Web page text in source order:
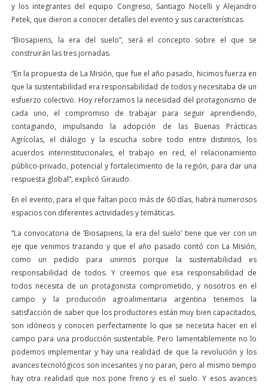
y los integrantes del equipo Congreso, Santiago Nocelli y Alejandro
Petek, que dieron a conocer detalles del evento y sus características.
“Biosapiens, la era del suelo”, será el concepto sobre el que se
construirán las tres jornadas.
“En la propuesta de La Misión, que fue el año pasado, hicimos fuerza en
que la sustentabilidad era responsabilidad de todos y necesitaba de un
esfuerzo colectivo. Hoy reforzamos la necesidad del protagonismo de
cada uno, el compromiso de trabajar para seguir aprendiendo,
contagiando, impulsando la adopción de las Buenas Prácticas
Agrícolas, el diálogo y la escucha sobre todo entre distintos, los
acuerdos interinstitucionales, el trabajo en red, el relacionamiento
público-privado, potencial y fortalecimiento de la región, para dar una
respuesta global”, explicó Giraudo.
En el evento, para el que faltan poco más de 60 días, habrá numerosos
espacios con diferentes actividades y temáticas.
“La convocatoria de ‘Biosapiens, la era del suelo’ tiene que ver con un
eje que venimos trazando y que el año pasado contó con La Misión,
como un pedido para unirnos porque la sustentabilidad es
responsabilidad de todos. Y creemos que esa responsabilidad de
todos necesita de un protagonista comprometido, y nosotros en el
campo y la producción agroalimentaria argentina tenemos la
satisfacción de saber que los productores están muy bien capacitados,
son idóneos y conocen perfectamente lo que se necesita hacer en el
campo para una producción sustentable. Pero lamentablemente no lo
podemos implementar y hay una realidad de que la revolución y los
avances tecnológicos son incesantes y no paran, pero al mismo tiempo
hay otra realidad que nos pone freno y es el suelo. Y esos avances